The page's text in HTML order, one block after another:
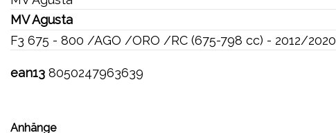
MV Agusta
F3 675 - 800 /AGO /ORO /RC (675-798 cc) - 2012/2020
ean13 8050247963639
Anhänge